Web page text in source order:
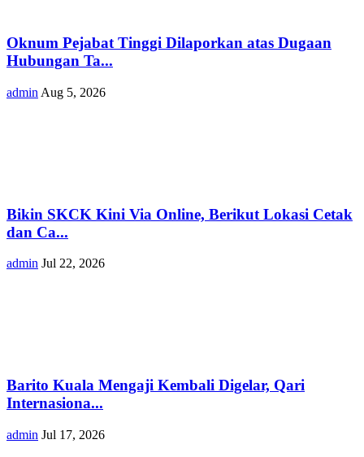
Oknum Pejabat Tinggi Dilaporkan atas Dugaan
Hubungan Ta...
admin Aug 5, 2026
Bikin SKCK Kini Via Online, Berikut Lokasi Cetak
dan Ca...
admin Jul 22, 2026
Barito Kuala Mengaji Kembali Digelar, Qari
Internasiona...
admin Jul 17, 2026